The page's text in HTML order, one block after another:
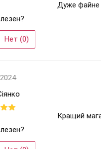
Нет (0)
Дуже файне
Кращий